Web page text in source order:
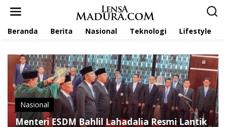
Beranda Berita Nasional Teknologi Lifestyle
Nasional
Menteri ESDM Bahlil Lahadalia Resmi Lantik